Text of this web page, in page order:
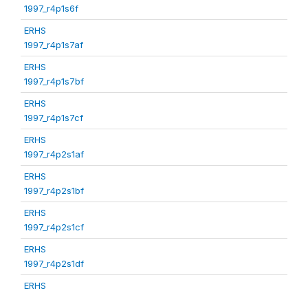
1997_r4p1s6f
ERHS
1997_r4p1s7af
ERHS
1997_r4p1s7bf
ERHS
1997_r4p1s7cf
ERHS
1997_r4p2s1af
ERHS
1997_r4p2s1bf
ERHS
1997_r4p2s1cf
ERHS
1997_r4p2s1df
ERHS